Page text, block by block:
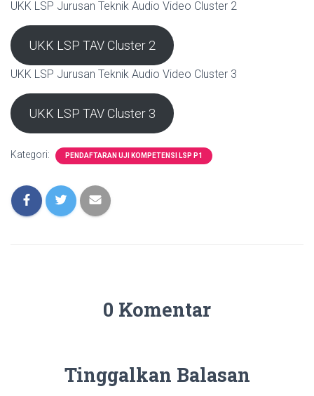
UKK LSP Jurusan Teknik Audio Video Cluster 2
UKK LSP TAV Cluster 2
UKK LSP Jurusan Teknik Audio Video Cluster 3
UKK LSP TAV Cluster 3
Kategori: PENDAFTARAN UJI KOMPETENSI LSP P1
0 Komentar
Tinggalkan Balasan